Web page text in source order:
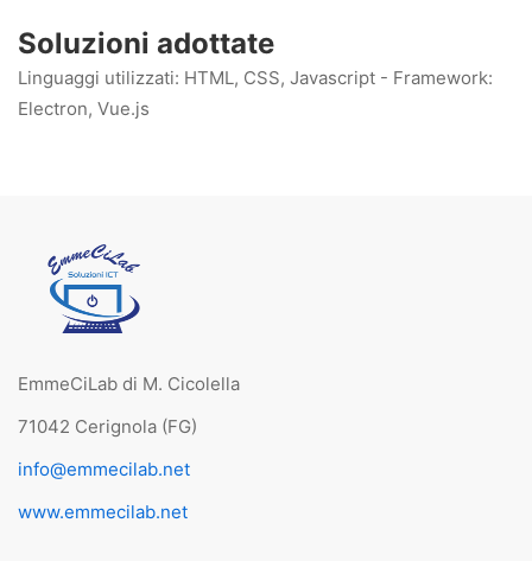
Soluzioni adottate
Linguaggi utilizzati: HTML, CSS, Javascript - Framework:
Electron, Vue.js
EmmeCiLab di M. Cicolella
71042 Cerignola (FG)
info@emmecilab.net
www.emmecilab.net